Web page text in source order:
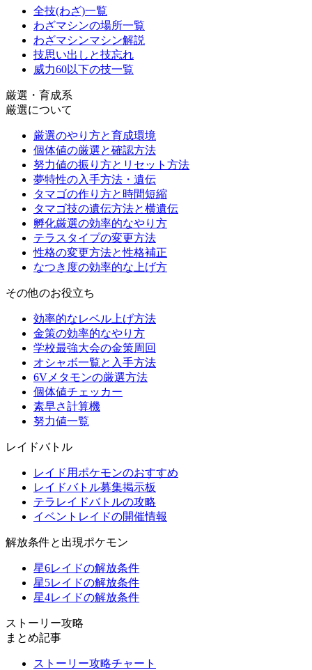
全技(わざ)一覧
わざマシンの場所一覧
わざマシンマシン解説
技思い出しと技忘れ
威力60以下の技一覧
厳選・育成系
厳選について
厳選のやり方と育成環境
個体値の厳選と確認方法
努力値の振り方とリセット方法
夢特性の入手方法・遺伝
タマゴの作り方と時間短縮
タマゴ技の遺伝方法と横遺伝
孵化厳選の効率的なやり方
テラスタイプの変更方法
性格の変更方法と性格補正
なつき度の効率的な上げ方
その他のお役立ち
効率的なレベル上げ方法
金策の効率的なやり方
学校最強大会の金策周回
オシャボ一覧と入手方法
6Vメタモンの厳選方法
個体値チェッカー
素早さ計算機
努力値一覧
レイドバトル
レイド用ポケモンのおすすめ
レイドバトル募集掲示板
テラレイドバトルの攻略
イベントレイドの開催情報
解放条件と出現ポケモン
星6レイドの解放条件
星5レイドの解放条件
星4レイドの解放条件
ストーリー攻略
まとめ記事
ストーリー攻略チャート